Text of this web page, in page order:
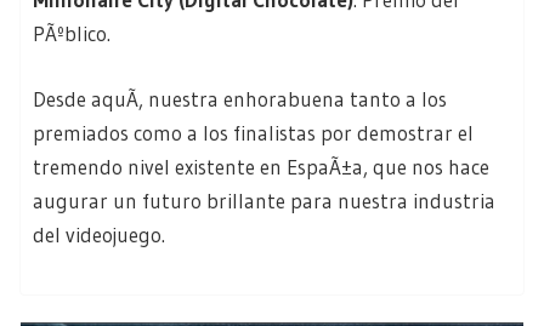
PÃºblico.
Desde aquÃ­, nuestra enhorabuena tanto a los
premiados como a los finalistas por demostrar el
tremendo nivel existente en EspaÃ±a, que nos hace
augurar un futuro brillante para nuestra industria
del videojuego.